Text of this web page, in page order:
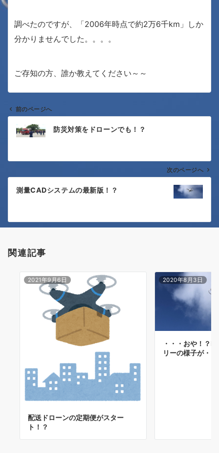
調べたのですが、「2006年時点で約2万6千km」しか
分かりませんでした。。。。
ご存知の方、誰か教えてください～～
投
稿
ナ
ビ
ゲ
シ
ン
前のページへ
防災対策をドローンでも！？
次のページへ
測量CADシステムの最新版！？
関連記事
2021年9月6日
配送ドローンの定期便がスター
ト！？
2020年8月3日
・・・おや！？
リーの様子が・